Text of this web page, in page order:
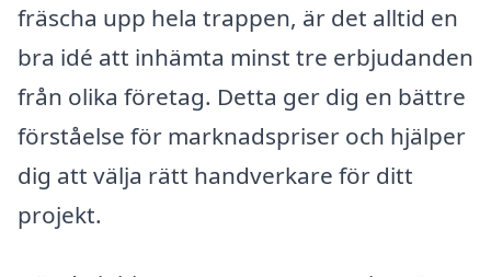
fräscha upp hela trappen, är det alltid en
bra idé att inhämta minst tre erbjudanden
från olika företag. Detta ger dig en bättre
förståelse för marknadspriser och hjälper
dig att välja rätt handverkare för ditt
projekt.